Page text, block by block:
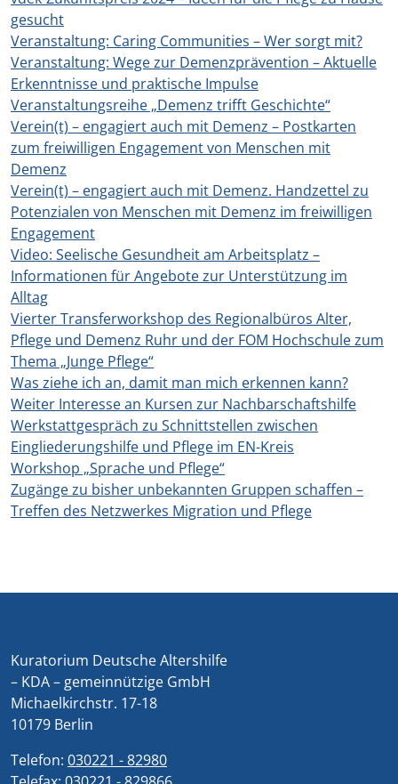
gesucht
Veranstaltung: Caring Communities – Wer sorgt mit?
Veranstaltung: Wege zur Demenzprävention – Aktuelle
Erkenntnisse und praktische Impulse
Veranstaltungsreihe „Demenz trifft Geschichte“
Verein(t) – engagiert auch mit Demenz – Postkarten
zum freiwilligen Engagement von Menschen mit
Demenz
Verein(t) – engagiert auch mit Demenz. Handzettel zu
Potenzialen von Menschen mit Demenz im freiwilligen
Engagement
Video: Seelische Gesundheit am Arbeitsplatz –
Informationen für Angebote zur Unterstützung im
Alltag
Vierter Transferworkshop des Regionalbüros Alter,
Pflege und Demenz Ruhr und der FOM Hochschule zum
Thema „Junge Pflege“
Was ziehe ich an, damit man mich erkennen kann?
Weiter Interesse an Kursen zur Nachbarschaftshilfe
Werkstattgespräch zu Schnittstellen zwischen
Eingliederungshilfe und Pflege im EN-Kreis
Workshop „Sprache und Pflege“
Zugänge zu bisher unbekannten Gruppen schaffen –
Treffen des Netzwerkes Migration und Pflege
Kuratorium Deutsche Altershilfe
– KDA – gemeinnützige GmbH
Michaelkirchstr. 17-18
10179 Berlin
Telefon: 030221 - 82980